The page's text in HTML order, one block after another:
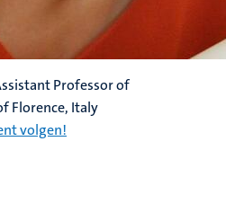
Professor of
Florence, Italy
volgen!